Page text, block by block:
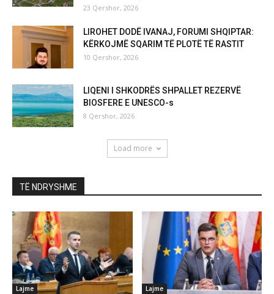
23 Qershor, 2026
LIROHET DODË IVANAJ, FORUMI SHQIPTAR:
KËRKOJMË SQARIM TË PLOTË TË RASTIT
10 Qershor, 2026
LIQENI I SHKODRËS SHPALLET REZERVË
BIOSFERE E UNESCO-s
8 Qershor, 2026
Load more
TË NDRYSHME
Lajme Lajme